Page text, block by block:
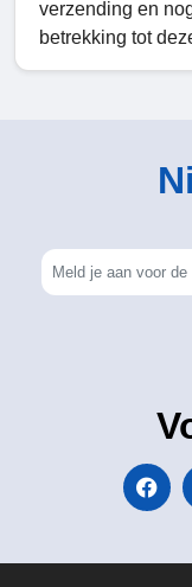
verzending en
betrekking tot